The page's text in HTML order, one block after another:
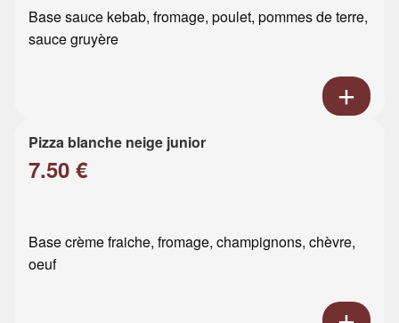
Base sauce kebab, fromage, poulet, pommes de terre,
sauce gruyère
Pizza blanche neige junior
7.50 €
Base crème fraiche, fromage, champignons, chèvre,
oeuf